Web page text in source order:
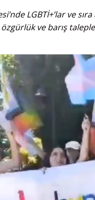
LGBTİ+’lar ve
ve barış